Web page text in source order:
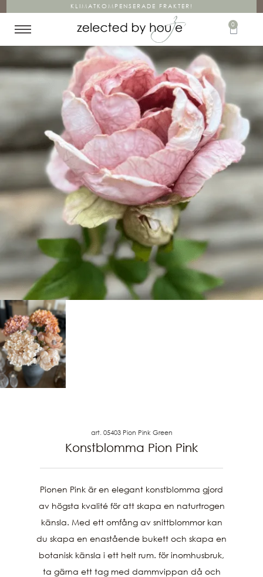
KLIMATKOMPENSERADE FRAKTER!
0
art. 05403 Pion Pink Green
Konstblomma Pion Pink
Pionen Pink är en elegant konstblomma gjord
av högsta kvalité för att skapa en naturtrogen
känsla. Med ett omfång av snittblommor kan
du skapa en enastående bukett och skapa en
botanisk känsla i ett helt rum. för inomhusbruk,
ta gärna ett tag med dammvippan då och